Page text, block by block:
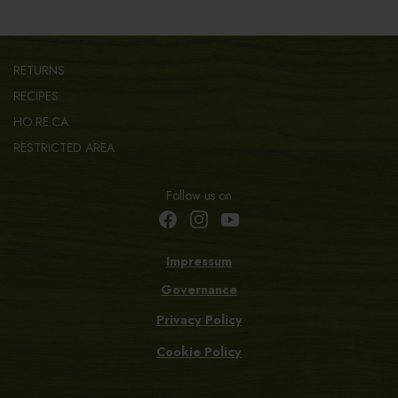
RETURNS
RECIPES
HO.RE.CA.
RESTRICTED AREA
Follow us on
Impressum
Governance
Privacy Policy
Cookie Policy